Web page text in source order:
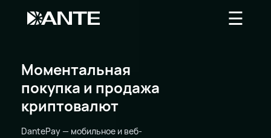
☰
Моментальная
покупка и продажа
криптовалют
DantePay — мобильное и веб-